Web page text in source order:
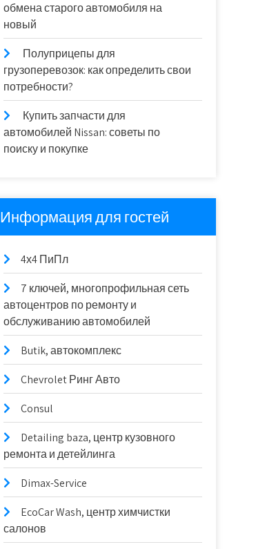
обмена старого автомобиля на
новый
Полуприцепы для
грузоперевозок: как определить свои
потребности?
Купить запчасти для
автомобилей Nissan: советы по
поиску и покупке
Информация для гостей
4х4 ПиПл
7 ключей, многопрофильная сеть
автоцентров по ремонту и
обслуживанию автомобилей
Butik, автокомплекс
Chevrolet Ринг Авто
Consul
Detailing baza, центр кузовного
ремонта и детейлинга
Dimax-Service
EcoCar Wash, центр химчистки
салонов